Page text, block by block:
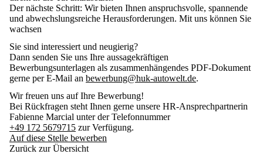
Der nächste Schritt: Wir bieten Ihnen anspruchsvolle, spannende
und abwechslungsreiche Herausforderungen. Mit uns können Sie
wachsen
Sie sind interessiert und neugierig?
Dann senden Sie uns Ihre aussagekräftigen
Bewerbungsunterlagen als zusammenhängendes PDF-Dokument
gerne per E-Mail an bewerbung@huk-autowelt.de.
Wir freuen uns auf Ihre Bewerbung!
Bei Rückfragen steht Ihnen gerne unsere HR-Ansprechpartnerin
Fabienne Marcial unter der Telefonnummer
+49 172 5679715 zur Verfügung.
Auf diese Stelle bewerben
Zurück zur Übersicht